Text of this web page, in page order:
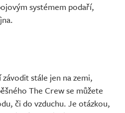
systémem podaří,
závodit stále jen na zemi,
The Crew se můžete
či do vzduchu. Je otázkou,